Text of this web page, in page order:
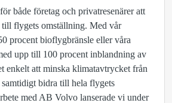
både företag och privatresenärer att
till flygets omställning. Med vår
procent bioflygbränsle eller våra
upp till 100 procent inblandning av
enkelt att minska klimatavtrycket från
samtidigt bidra till hela flygets
med AB Volvo lanserade vi under